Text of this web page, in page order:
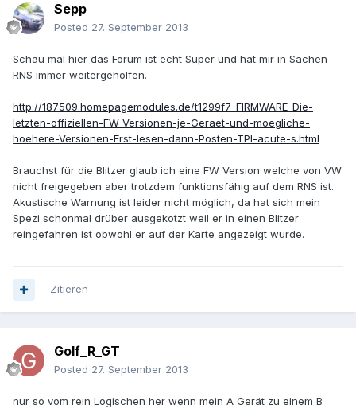
Sepp
Posted 27. September 2013
Schau mal hier das Forum ist echt Super und hat mir in Sachen
RNS immer weitergeholfen.
http://187509.homepagemodules.de/t1299f7-FIRMWARE-Die-
letzten-offiziellen-FW-Versionen-je-Geraet-und-moegliche-
hoehere-Versionen-Erst-lesen-dann-Posten-TPI-acute-s.html
Brauchst für die Blitzer glaub ich eine FW Version welche von VW
nicht freigegeben aber trotzdem funktionsfähig auf dem RNS ist.
Akustische Warnung ist leider nicht möglich, da hat sich mein
Spezi schonmal drüber ausgekotzt weil er in einen Blitzer
reingefahren ist obwohl er auf der Karte angezeigt wurde.
Zitieren
Golf_R_GT
Posted 27. September 2013
nur so vom rein Logischen her wenn mein A Gerät zu einem B